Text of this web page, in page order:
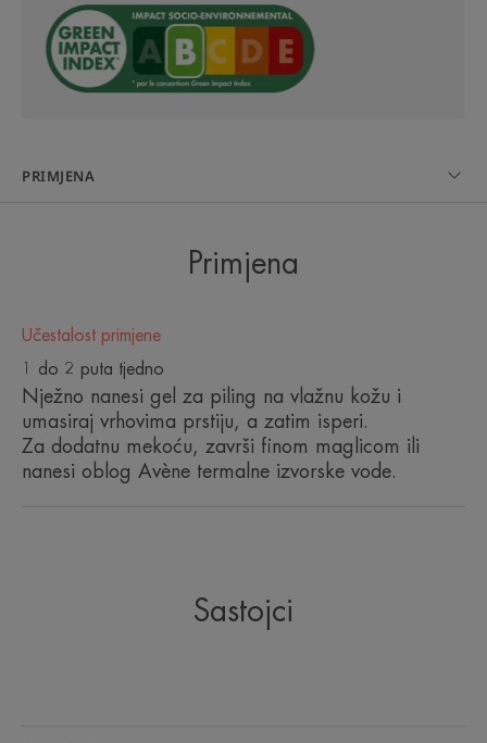
Nježan piling, dvostrukog
djelovanja, zahvaljujući gel
• UČINAK PILINGA: sadrži celulozne mikrokuglice
i vosak jojobe.
• PROČIŠĆUJE svojim piling ičinkom.
• UMIRUJE zahvaljujući svojstvima Avène termalne
izvorske vode.
Potpuno reciklabilna ambalaža**.
PRIMJENA
Primjena
Učestalost primjene
1 do 2 puta tjedno
Nježno nanesi gel za piling na vlažnu kožu i
umasiraj vrhovima prstiju, a zatim isperi.
Za dodatnu mekoću, završi finom maglicom ili
nanesi oblog Avène termalne izvorske vode.
Sastojci